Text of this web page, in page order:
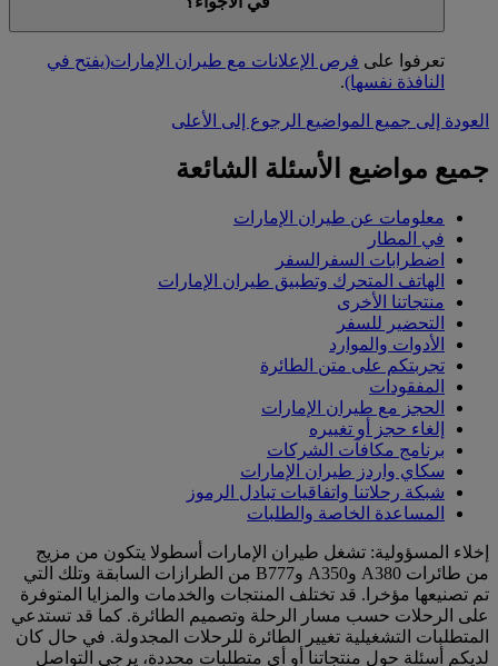
تعرفوا على فرص الإعلانات مع طيران الإمارات(يفتح في
النافذة نفسها).
العودة إلى جميع المواضيع الرجوع إلى الأعلى
جميع مواضيع الأسئلة الشائعة
معلومات عن طيران الإمارات
في المطار
اضطرابات السفرالسفر
الهاتف المتحرك وتطبيق طيران الإمارات
منتجاتنا الأخرى
التحضير للسفر
الأدوات والموارد
تجربتكم على متن الطائرة
المفقودات
الحجز مع طيران الإمارات
إلغاء حجز أو تغييره
برنامج مكافآت الشركات
سكاي واردز طيران الإمارات
شبكة رحلاتنا واتفاقيات تبادل الرموز
المساعدة الخاصة والطلبات
إخلاء المسؤولية: تشغل طيران الإمارات أسطولا يتكون من مزيج
من طائرات A380 وA350 وB777 من الطرازات السابقة وتلك التي
تم تصنيعها مؤخرا. قد تختلف المنتجات والخدمات والمزايا المتوفرة
على الرحلات حسب مسار الرحلة وتصميم الطائرة. كما قد تستدعي
المتطلبات التشغيلية تغيير الطائرة للرحلات المجدولة. في حال كان
لديكم أسئلة حول منتجاتنا أو أي متطلبات محددة، يرجى التواصل